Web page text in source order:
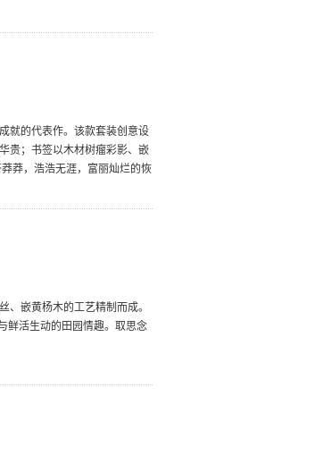
就的代表作。该款套装创意设
贵；书签以木材树瘤彩影、嵌
莽，浩浩无涯，富丽灿烂的恢
、嵌黄杨木的工艺精制而成。
鲜活生动的田园情趣。取思念